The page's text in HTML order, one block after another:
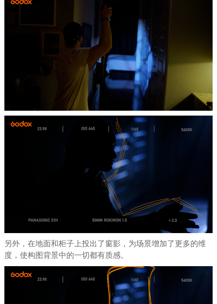
另外，在地面和柜子上投出了窗影，为场景增加了更多的维
度，使构图背景中的一切都有质感。